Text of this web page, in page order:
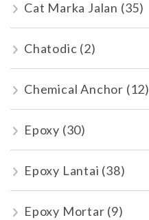
Cat Marka Jalan (35)
Chatodic (2)
Chemical Anchor (12)
Epoxy (30)
Epoxy Lantai (38)
Epoxy Mortar (9)